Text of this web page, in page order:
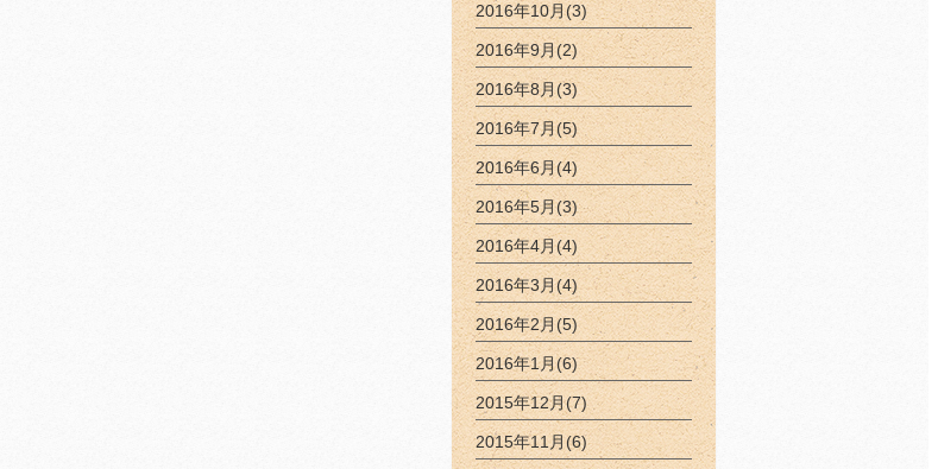
2016年10月(3)
2016年9月(2)
2016年8月(3)
2016年7月(5)
2016年6月(4)
2016年5月(3)
2016年4月(4)
2016年3月(4)
2016年2月(5)
2016年1月(6)
2015年12月(7)
2015年11月(6)